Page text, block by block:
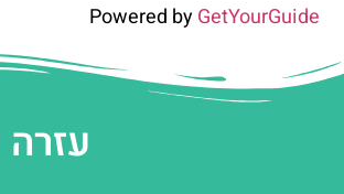
Powered byGetYourGuide